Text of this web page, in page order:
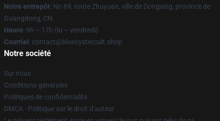
Notre entrepôt: No 69, route Zhuyuan, ville de Dongxing, province de
Guangdong, CN
Heure: 9h – 17h (lu – vendredi)
Courriel : contact@blueoystercult.shop
Notre société
Sur nous
Conditions générales
Politiques de confidentialité
DMCA - Politique sur le droit d'auteur